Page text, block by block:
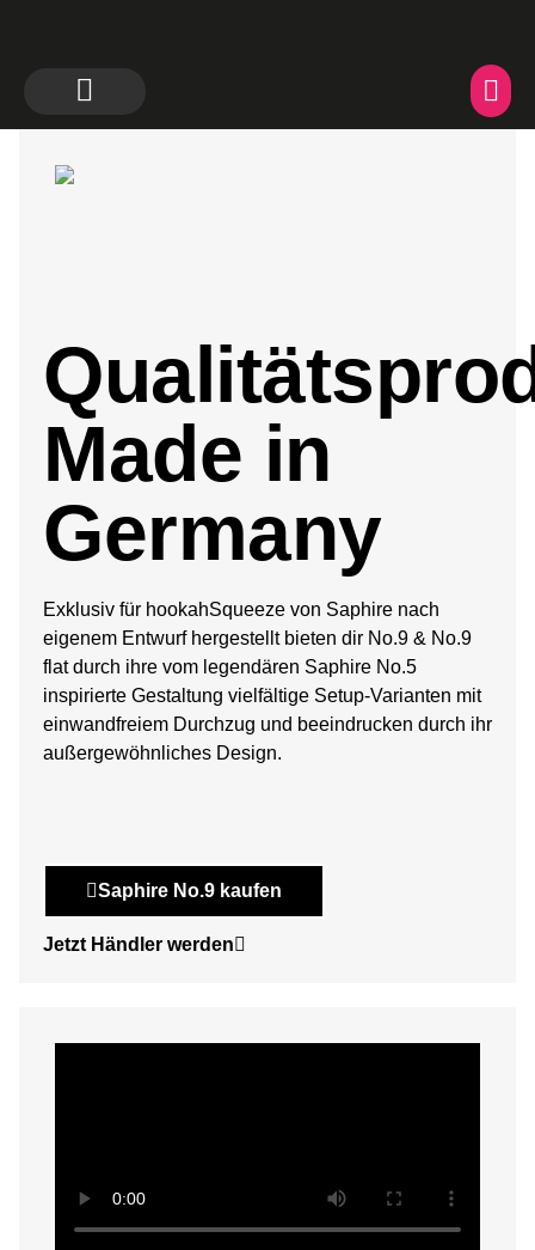
Made in
Germany
Exklusiv für hookahSqueeze von Saphire nach
eigenem Entwurf hergestellt bieten dir No.9 & No.9
flat durch ihre vom legendären Saphire No.5
inspirierte Gestaltung vielfältige Setup-Varianten mit
einwandfreiem Durchzug und beeindrucken durch ihr
außergewöhnliches Design.
Saphire No.9 kaufen
Jetzt Händler werden